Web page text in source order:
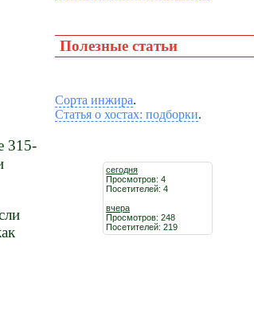
Полезные статьи
Сорта инжира.
Статья о хостах: подборки.
сегодня
Просмотров: 4
Посетителей: 4
вчера
Просмотров: 248
Посетителей: 219
315-